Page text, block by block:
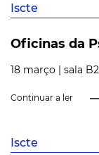
Iscte
Oficinas da
18 março | sala
Continuar a ler
Iscte